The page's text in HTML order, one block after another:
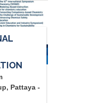
Pattaya -